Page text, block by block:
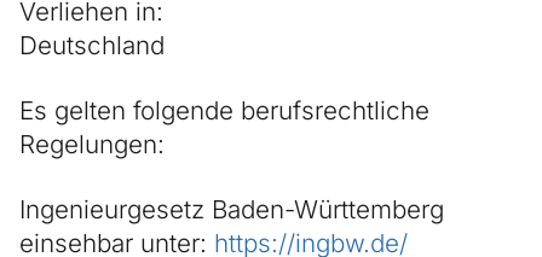
Verliehen in:
Deutschland
Es gelten folgende berufsrechtliche
Regelungen:
Ingenieurgesetz Baden-Württemberg
einsehbar unter: https://ingbw.de/